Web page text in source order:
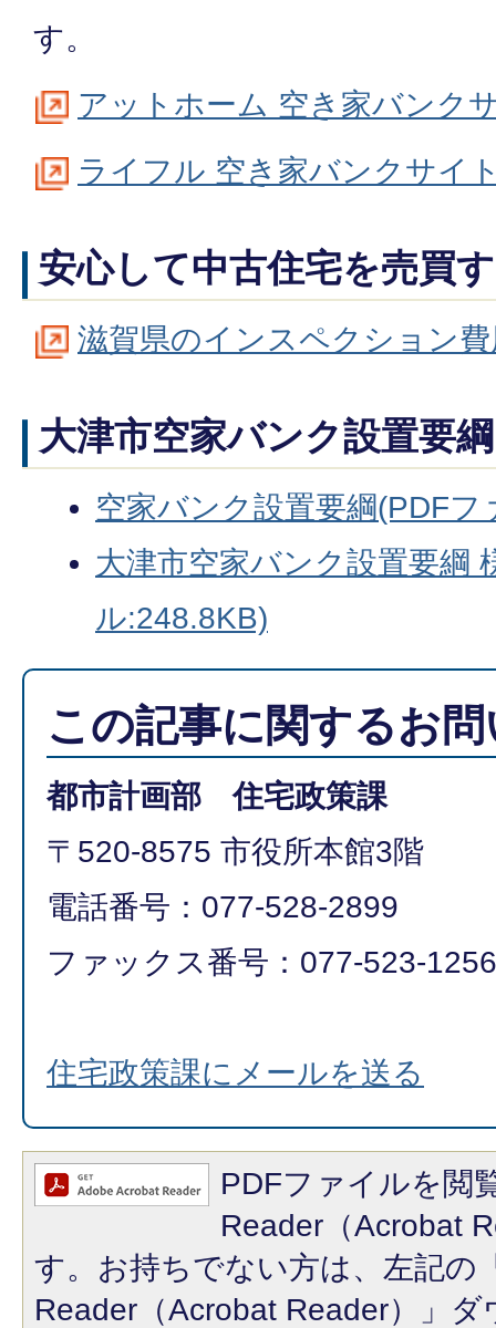
す。
アットホーム 空き家バンク
ライフル 空き家バンクサイ
安心して中古住宅を売買
滋賀県のインスペクション
大津市空家バンク設置要綱
空家バンク設置要綱(PDF
大津市空家バンク設置要綱
ル:248.8KB)
この記事に関するお
都市計画部 住宅政策課
〒520-8575 市役所本館3階
電話番号：077-528-2899
ファックス番号：077-523-1256
住宅政策課にメールを送る
PDFファイルを閲
Reader（Acrobat
す。お持ちでない方は、左記の
Reader（Acrobat Reader）」